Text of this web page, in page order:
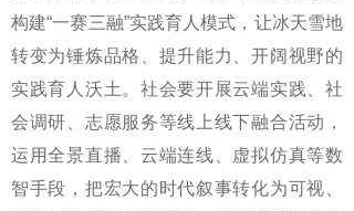
构建“一赛三融”实践育人模式，让冰天雪地
转变为锤炼品格、提升能力、开阔视野的
实践育人沃土。社会要开展云端实践、社
会调研、志愿服务等线上线下融合活动，
运用全景直播、云端连线、虚拟仿真等数
智手段，把宏大的时代叙事转化为可视、